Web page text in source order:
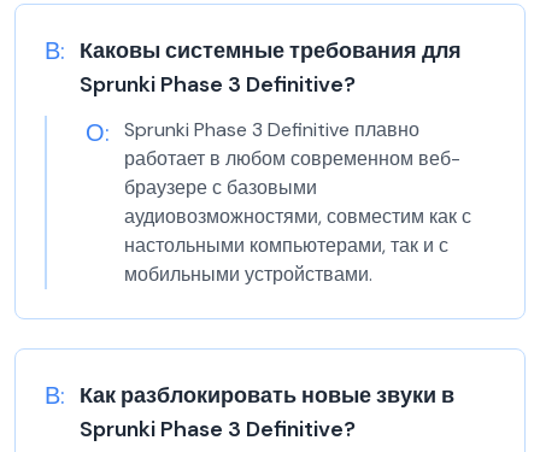
В: Каковы системные требования для
Sprunki Phase 3 Definitive?
О:
Sprunki Phase 3 Definitive плавно
работает в любом современном веб-
браузере с базовыми
аудиовозможностями, совместим как с
настольными компьютерами, так и с
мобильными устройствами.
В: Как разблокировать новые звуки в
Sprunki Phase 3 Definitive?